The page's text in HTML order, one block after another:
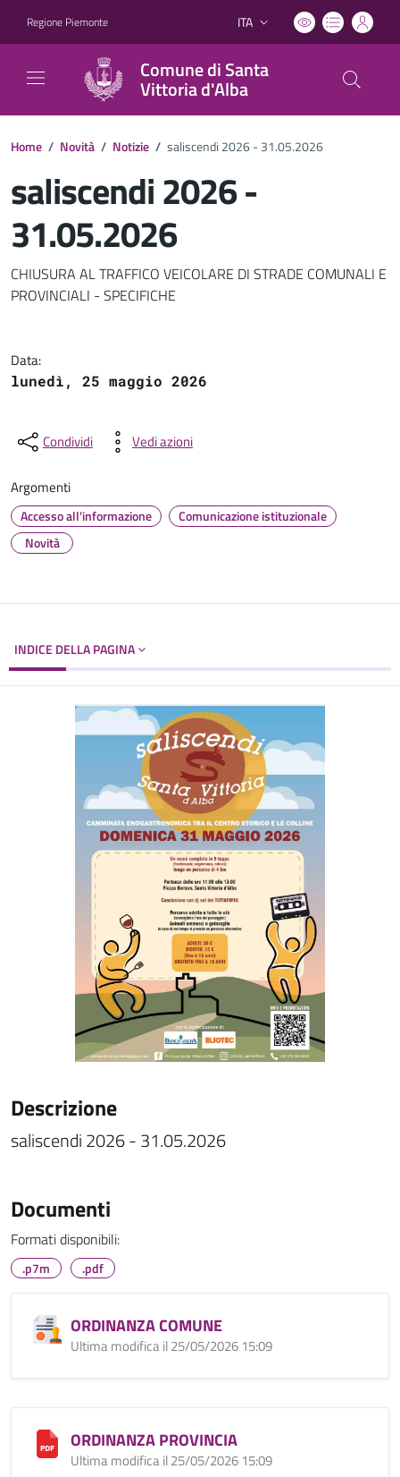
Regione Piemonte Lingua attiva:
ITA
Comune di Santa
Vittoria d'Alba
Home / Novità / Notizie / saliscendi 2026 - 31.05.2026
saliscendi 2026 -
31.05.2026
Dettagli del documento
CHIUSURA AL TRAFFICO VEICOLARE DI STRADE COMUNALI E
PROVINCIALI - SPECIFICHE
Data:
lunedì, 25 maggio 2026
Condividi Vedi azioni
Argomenti
Accesso all'informazione
Comunicazione istituzionale
Novità
INDICE DELLA PAGINA
Descrizione
saliscendi 2026 - 31.05.2026
Documenti
Formati disponibili:
.p7m .pdf
ORDINANZA COMUNE
Ultima modifica il 25/05/2026 15:09
ORDINANZA PROVINCIA
Ultima modifica il 25/05/2026 15:09